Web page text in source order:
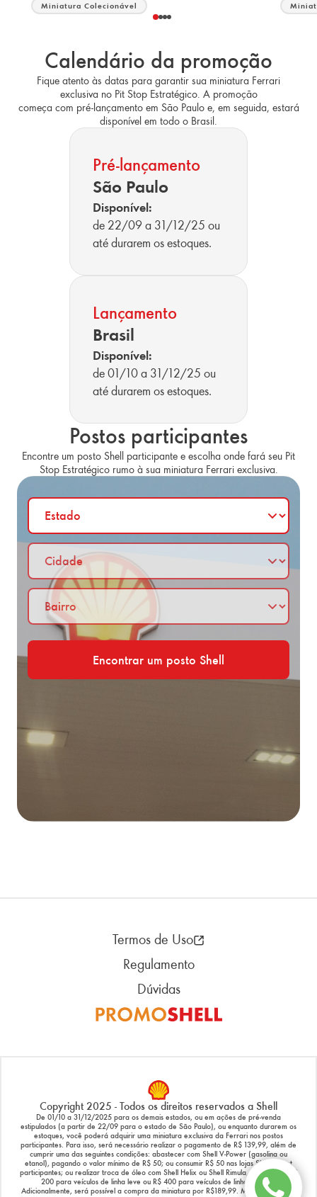
Miniatura Colecionável
Calendário da promoção
Fique atento às datas para garantir sua miniatura Ferrari
exclusiva no Pit Stop Estratégico. A promoção
começa com pré-lançamento em São Paulo e, em seguida, estará
disponível em todo o Brasil.
Pré-lançamento
São Paulo
Disponível:
de 22/09 a 31/12/25 ou
até durarem os estoques.
Lançamento
Brasil
Disponível:
de 01/10 a 31/12/25 ou
até durarem os estoques.
Postos participantes
Encontre um posto Shell participante e escolha onde fará seu Pit
Stop Estratégico rumo à sua miniatura Ferrari exclusiva.
Busca de Postos
Estado
Cidade
Bairro
Encontrar um posto Shell
Termos de Uso
Regulamento
Dúvidas
Copyright 2025 - Todos os direitos reservados a Shell
De 01/10 a 31/12/2025 para os demais estados, ou em ações de pré-venda
estipulados (a partir de 22/09 para o estado de São Paulo), ou enquanto durarem os
estoques, você poderá adquirir uma miniatura exclusiva da Ferrari nos postos
participantes. Para isso, será necessário realizar o pagamento de R$ 139,99, além de
cumprir uma das seguintes condições: abastecer com Shell V-Power (gasolina ou
etanol), pagando o valor mínimo de R$ 50; ou consumir R$ 50 nas lojas Shell Select
participantes; ou realizar troca de óleo com Shell Helix ou Shell Rimula, no valor de R$
200 para veículos de linha leve ou R$ 400 para veículos de linha pesada.
Adicionalmente, será possível a compra da miniatura por R$189,99. Mais informações